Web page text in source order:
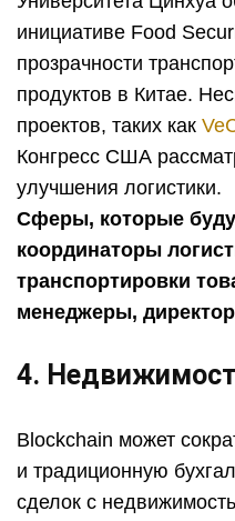
инициативе Food
прозрачности
продуктов в Китае.
проектов, таких как
Конгресс США
улучшения логистики.
Сферы, которые
координаторы
транспортировки
менеджеры,
4.
Blockchain может
и традиционную
сделок с